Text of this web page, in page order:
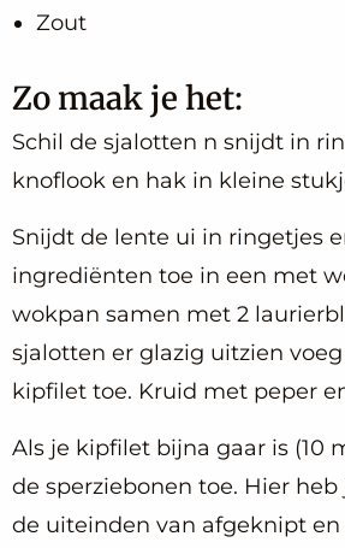
Zout
Zo maak je het:
Schil de sjalotten n snijdt in
knoflook en hak in kleine
Snijdt de lente ui in ringetjes
ingrediënten toe in een met
wokpan samen met 2
sjalotten er glazig uitzien
kipfilet toe. Kruid met peper
Als je kipfilet bijna gaar is (10
de sperziebonen toe. Hier
de uiteinden van afgeknipt en